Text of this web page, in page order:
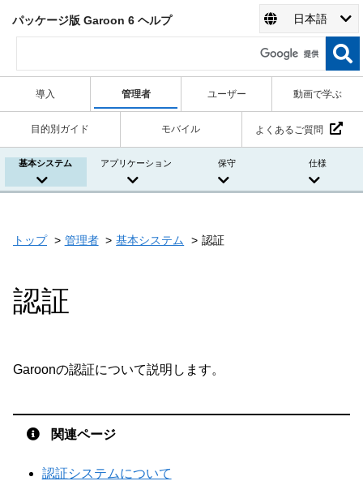
パッケージ版 Garoon 6 ヘルプ 日本語
導入 管理者 ユーザー 動画で学ぶ
目的別ガイド モバイル よくあるご質問
基本システム アプリケーション 保守 仕様
トップ 管理者 基本システム 認証
認証
Garoonの認証について説明します。
関連ページ
認証システムについて